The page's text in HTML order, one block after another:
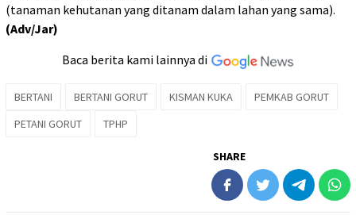
(tanaman kehutanan yang ditanam dalam lahan yang sama).
(Adv/Jar)
Baca berita kami lainnya di
BERTANI BERTANI GORUT KISMAN KUKA
PEMKAB GORUT
PETANI GORUT
TPHP
SHARE